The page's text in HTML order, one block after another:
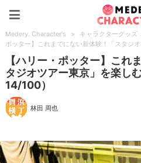
Medery. Character's > キャラクターグッズ
ポッター】これまでにない新体験！「スタジ
【ハリー・ポッター】これ
タジオツアー東京」を楽し
14/100）
林田 周也